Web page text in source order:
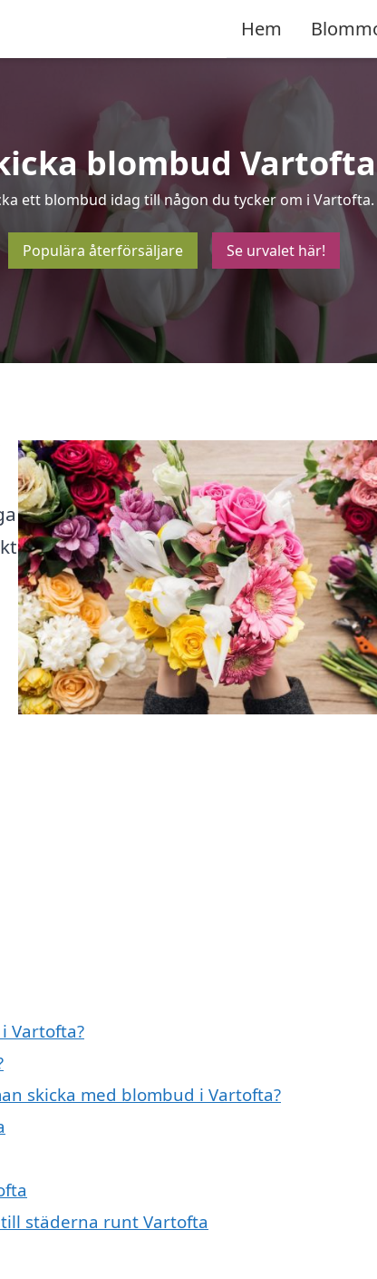
Hem
blombud Vartofta
ett blombud idag till någon du tycker om i Vartofta.
Populära återförsäljare Se urvalet här!
Vartofta?
skicka med blombud i Vartofta?
städerna runt Vartofta